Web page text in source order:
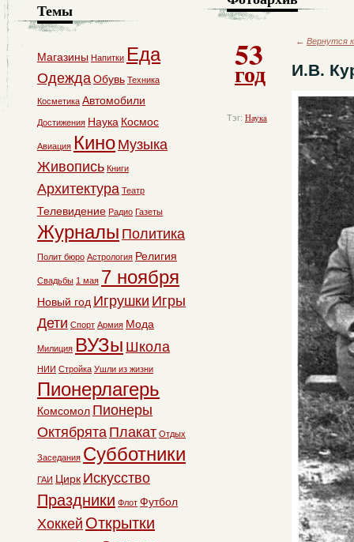
53
год
Тэг: Наука
← Вернутся
И.В.
Темы
Магазины Напитки Еда
ОдеждаОбувь Техника
Косметика Автомобили
Достижения Наука Космос
Авиация Кино Музыка
Живопись Книги
Архитектура Театр
Телевидение Радио Газеты
Журналы Политика
Полит бюро Астрология Религия
Свадьбы 1 мая 7 ноября
Новый год Игрушки Игры
Дети Спорт Армия Мода
Милиция ВУЗы Школа
НИИ Стройка Ушли из жизни
Пионерлагерь
Комсомол Пионеры
Октябрята Плакат Отдых
Заседания Субботники
ГАИ Цирк Искусство
Праздники Флот Футбол
Хоккей Открытки